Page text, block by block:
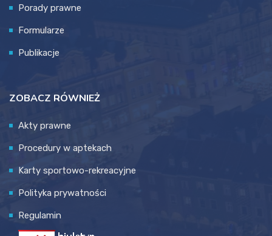
Porady prawne
Formularze
Publikacje
ZOBACZ RÓWNIEŻ
Akty prawne
Procedury w aptekach
Karty sportowo-rekreacyjne
Polityka prywatności
Regulamin